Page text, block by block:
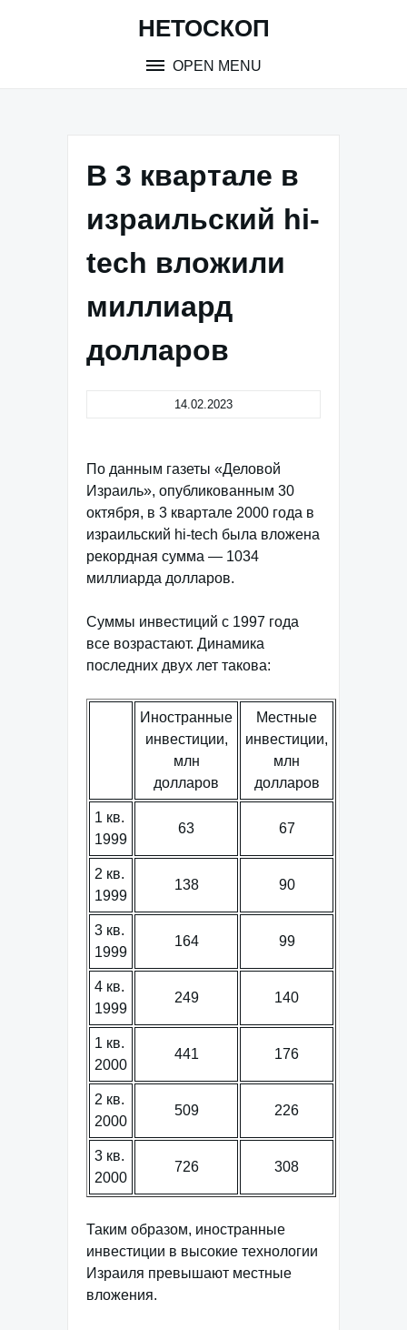
НЕТОСКОП
OPEN MENU
В 3 квартале в
израильский hi-
tech вложили
миллиард
долларов
14.02.2023
По данным газеты «Деловой
Израиль», опубликованным 30
октября, в 3 квартале 2000 года в
израильский hi-tech была вложена
рекордная сумма — 1034
миллиарда долларов.
Cуммы инвестиций с 1997 года
все возрастают. Динамика
последних двух лет такова:
Иностранные
инвестиции,
млн
долларов
Местные
инвестиции,
млн
долларов
1 кв.
1999
63 67
2 кв.
1999
138 90
3 кв.
1999
164 99
4 кв.
1999
249 140
1 кв.
2000
441 176
2 кв.
2000
509 226
3 кв.
2000
726 308
Таким образом, иностранные
инвестиции в высокие технологии
Израиля превышают местные
вложения.